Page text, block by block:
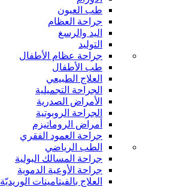
طب العيون
جراحة العظام
اليد والرسغ
التوليد
جراحة عظام الأطفال
طب الأطفال
العلاج الطبيعي
الجراحة التجميلية
الأمراض الصدرية
الجراحة الروبوتية
أمراض الروماتيزم
جراحة العمود الفقري
الطب الرياضي
جراحة المسالك البولية
جراحة الأوعية الدموية
العلاج بالفيتامينات الوريديّة